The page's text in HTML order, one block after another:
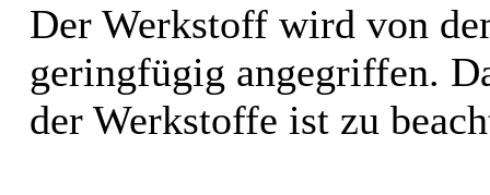
Der Werkstoff wird von
geringfügig angegriffen.
der Werkstoffe ist zu